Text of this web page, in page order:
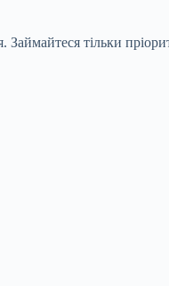
Займайтеся тільки